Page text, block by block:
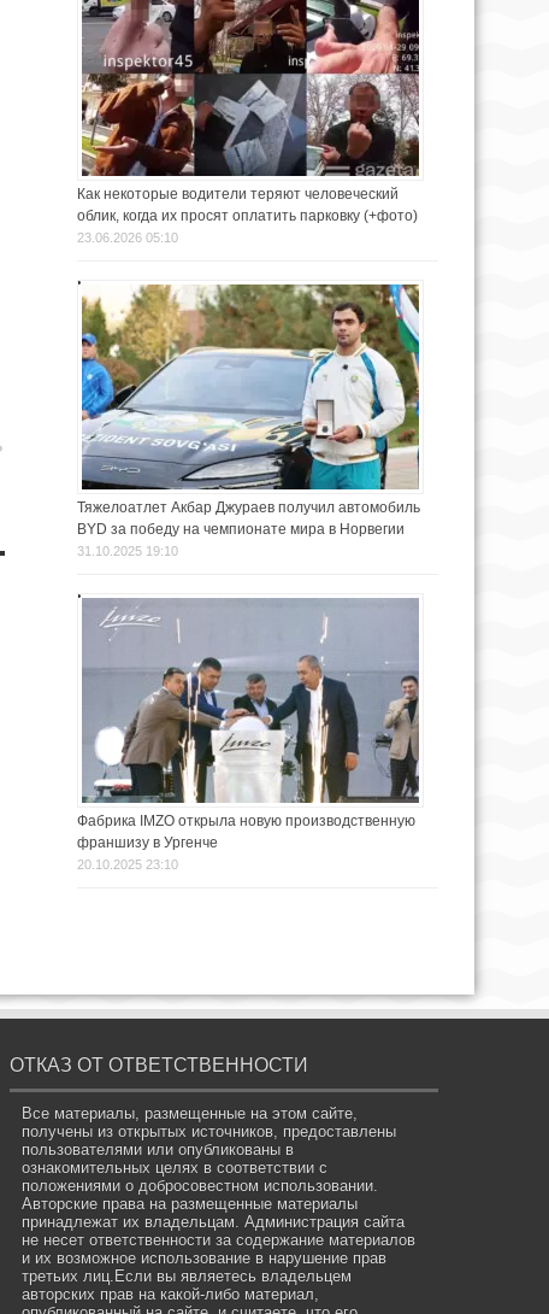
Как некоторые водители теряют человеческий
облик, когда их просят оплатить парковку (+фото)
23.06.2026 05:10
Тяжелоатлет Акбар Джураев получил автомобиль
BYD за победу на чемпионате мира в Норвегии
31.10.2025 19:10
Фабрика IMZO открыла новую производственную
франшизу в Ургенче
20.10.2025 23:10
ОТКАЗ ОТ ОТВЕТСТВЕННОСТИ
Все материалы, размещенные на этом сайте,
получены из открытых источников, предоставлены
пользователями или опубликованы в
ознакомительных целях в соответствии с
положениями о добросовестном использовании.
Авторские права на размещенные материалы
принадлежат их владельцам. Администрация сайта
не несет ответственности за содержание материалов
и их возможное использование в нарушение прав
третьих лиц.Если вы являетесь владельцем
авторских прав на какой-либо материал,